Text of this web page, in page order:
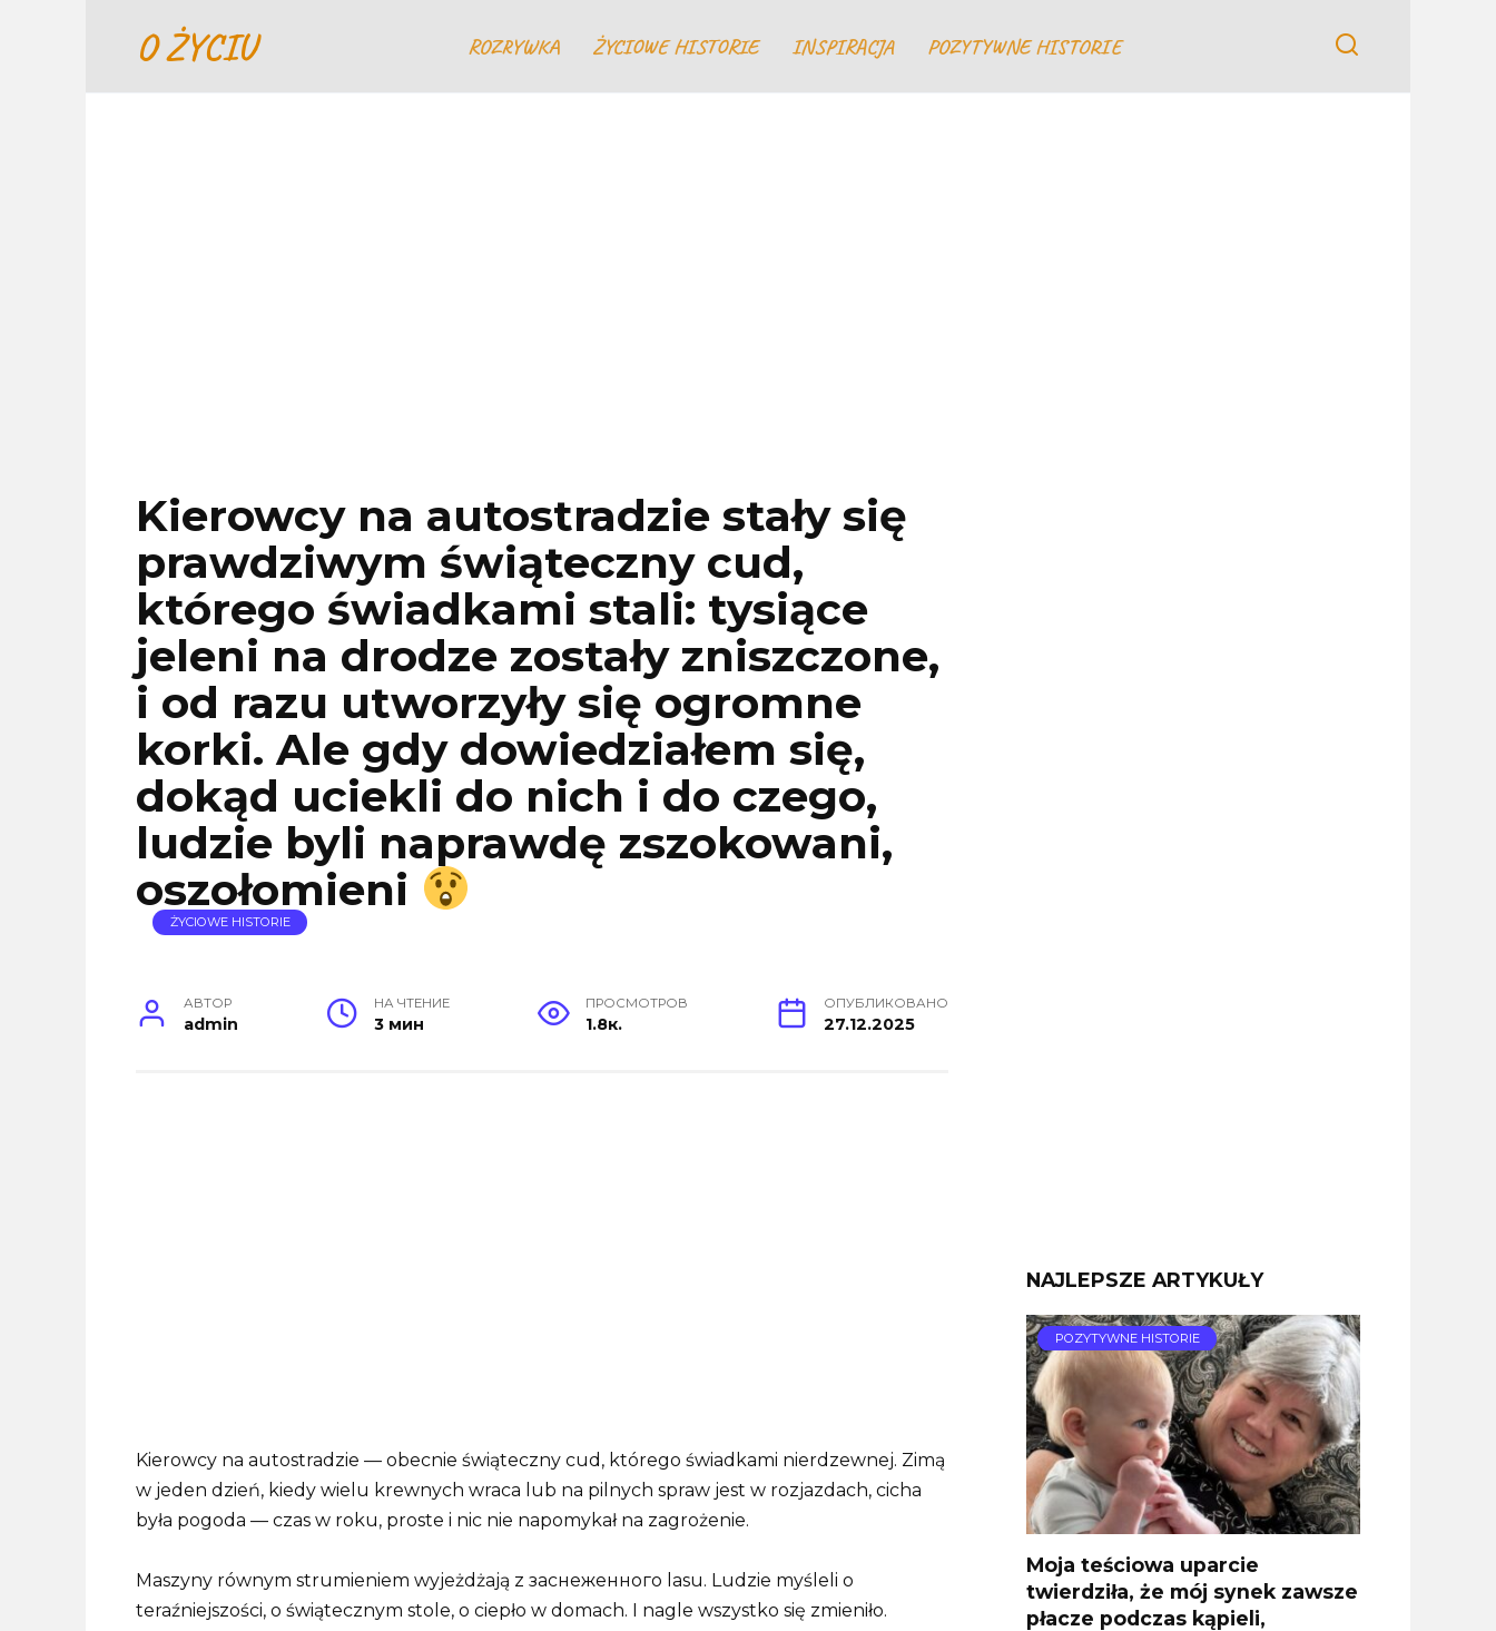
O ŻYCIU ROZRYWKA ŻYCIOWE HISTORIE INSPIRACJA POZYTYWNE HISTORIE
Kierowcy na autostradzie stały się
prawdziwym świąteczny cud,
którego świadkami stali: tysiące
jeleni na drodze zostały zniszczone,
i od razu utworzyły się ogromne
korki. Ale gdy dowiedziałem się,
dokąd uciekli do nich i do czego,
ludzie byli naprawdę zszokowani,
oszołomieni
ŻYCIOWE HISTORIE
АВТОР
admin
НА ЧТЕНИЕ
3 мин
ПРОСМОТРОВ
1.8к.
ОПУБЛИКОВАНО
27.12.2025
Kierowcy na autostradzie — obecnie świąteczny cud, którego świadkami nierdzewnej. Zimą
w jeden dzień, kiedy wielu krewnych wraca lub na pilnych spraw jest w rozjazdach, cicha
była pogoda — czas w roku, proste i nic nie napomykał na zagrożenie.
Maszyny równym strumieniem wyjeżdżają z заснеженного lasu. Ludzie myśleli o
teraźniejszości, o świątecznym stole, o ciepło w domach. I nagle wszystko się zmieniło.
NAJLEPSZE ARTYKUŁY
POZYTYWNE HISTORIE
Moja teściowa uparcie
twierdziła, że mój synek zawsze
płacze podczas kąpieli,